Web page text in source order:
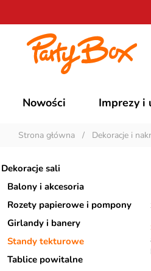
Nowości Imprezy i
Strona główna / Dekoracje i
Dekoracje sali
Balony i akcesoria
Rozety papierowe i pompony
Girlandy i banery
Standy tekturowe
Tablice powitalne